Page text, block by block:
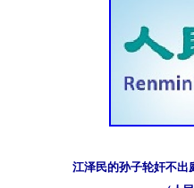
江泽民的孙子轮奸不出